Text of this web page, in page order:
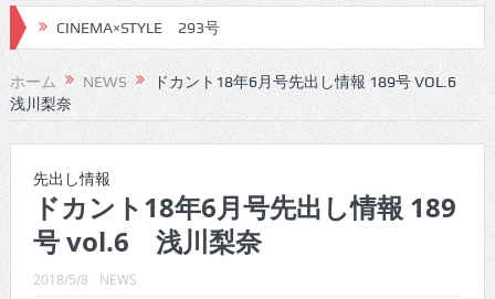
CINEMA×STYLE 292号
CINEMA×STYLE 291号
CINEMA×STYLE 290号
CINEMA×STYLE 288号
CINEMA×STYLE 287号
CINEMA×STYLE 286号
ホーム NEWS
ドカント18年6月号先出し情報 189号 VOL.6
浅川梨奈
先出し情報
ドカント18年6月号先出し情報 189
号 vol.6 浅川梨奈
2018/5/8 NEWS